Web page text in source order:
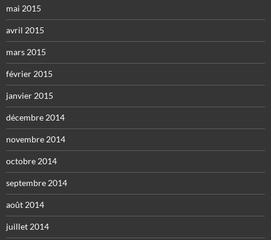
mai 2015
avril 2015
mars 2015
février 2015
janvier 2015
décembre 2014
novembre 2014
octobre 2014
septembre 2014
août 2014
juillet 2014